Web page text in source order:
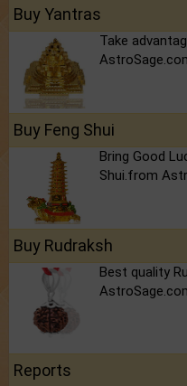
Buy Yantras
Take
Buy Feng Shui
Bring Good
Shui.from
Buy Rudraksh
Best quality
Reports